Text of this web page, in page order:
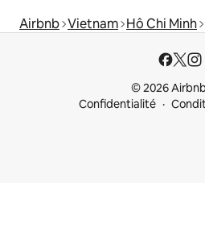
Airbnb Vietnam Hô Chi Minh
© 2026
Confidentialité